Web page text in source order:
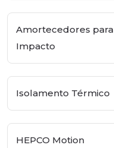
Amortecedores para
Impacto
Isolamento Térmico
HEPCO Motion